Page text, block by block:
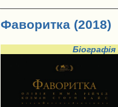
Фаворитка (2018)
Біографія